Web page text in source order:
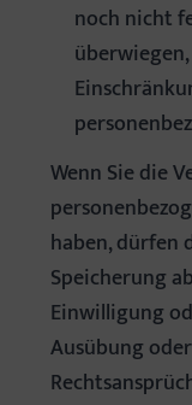
noch nicht
Wenn Sie die
haben, dürfen
Speicherung
Einwilligung
Ausübung